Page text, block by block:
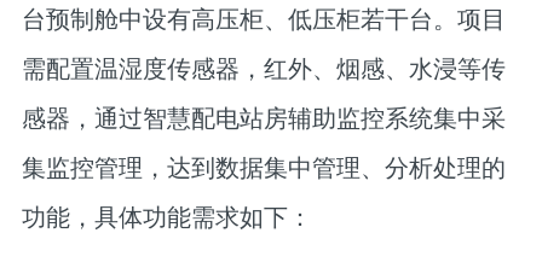
台预制舱中设有高压柜、低压柜若干台。项目
需配置温湿度传感器，红外、烟感、水浸等传
感器，通过智慧配电站房辅助监控系统集中采
集监控管理，达到数据集中管理、分析处理的
功能，具体功能需求如下：